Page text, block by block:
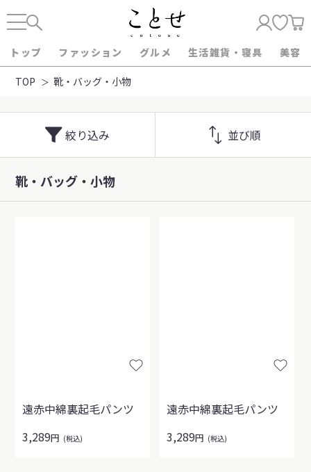
トップ ファッション グルメ 生活雑貨・寝具 美容
TOP 靴・バッグ・小物
絞り込み 並び順
靴・バッグ・小物
遠赤中綿裏起毛パンツ
3,289円 (税込)
遠赤中綿裏起毛パンツ
3,289円 (税込)